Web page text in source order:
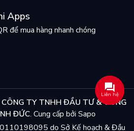
Apps
để mua hàng nhanh chóng
CÔNG TY TNHH ĐẦU TƯ & CÔNG
ĐỨC. Cung cấp bởi Sapo
do Sở Kế hoạch & Đầu
Liên hệ